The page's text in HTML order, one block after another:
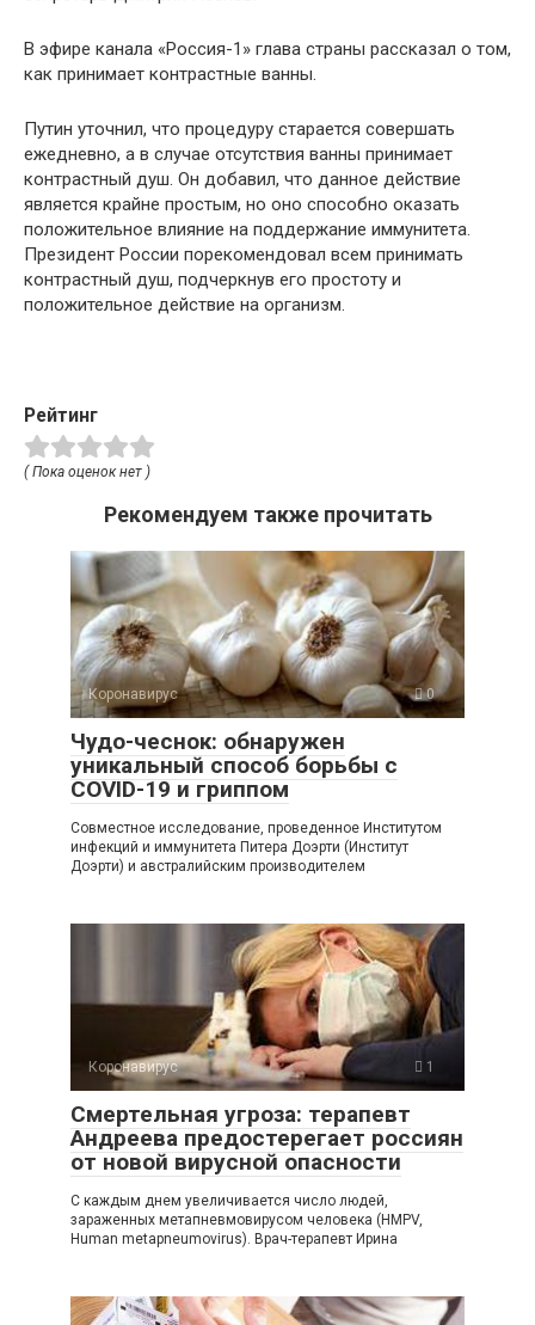
В эфире канала «Россия-1» глава страны рассказал о том,
как принимает контрастные ванны.
Путин уточнил, что процедуру старается совершать
ежедневно, а в случае отсутствия ванны принимает
контрастный душ. Он добавил, что данное действие
является крайне простым, но оно способно оказать
положительное влияние на поддержание иммунитета.
Президент России порекомендовал всем принимать
контрастный душ, подчеркнув его простоту и
положительное действие на организм.
Рейтинг
( Пока оценок нет )
Рекомендуем также прочитать
Коронавирус 0
Чудо-чеснок: обнаружен
уникальный способ борьбы с
COVID-19 и гриппом
Совместное исследование, проведенное Институтом
инфекций и иммунитета Питера Доэрти (Институт
Доэрти) и австралийским производителем
Коронавирус 1
Смертельная угроза: терапевт
Андреева предостерегает россиян
от новой вирусной опасности
С каждым днем увеличивается число людей,
зараженных метапневмовирусом человека (HMPV,
Human metapneumovirus). Врач-терапевт Ирина